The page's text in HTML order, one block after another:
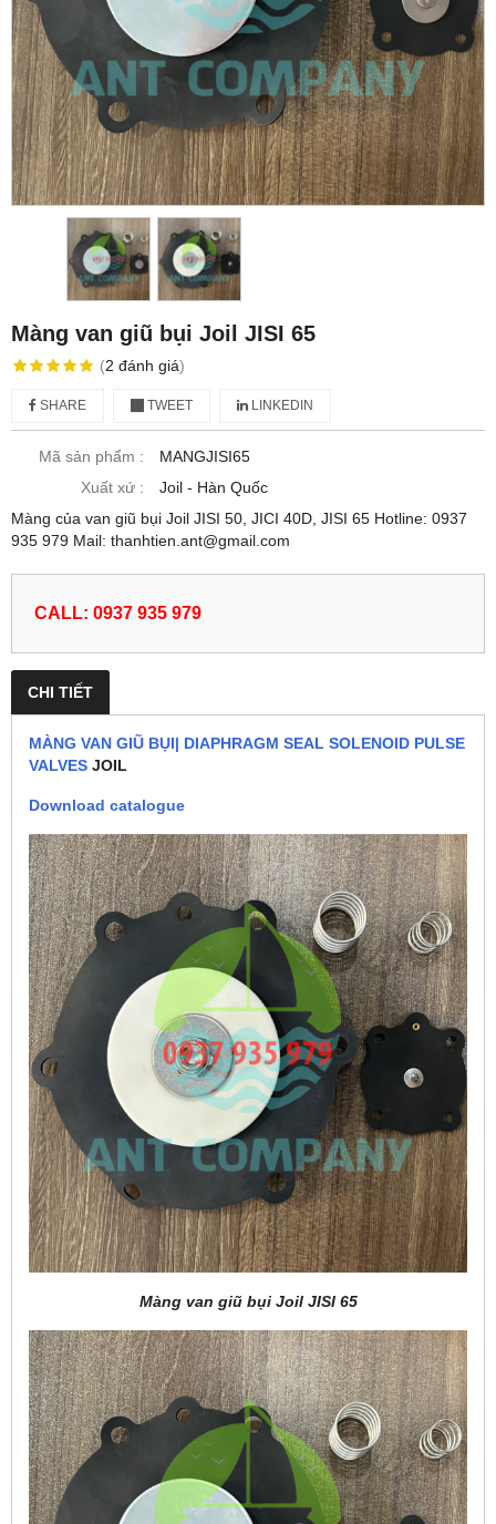
Màng van giũ bụi Joil JISI 65
(2 đánh giá)
SHARE TWEET LINKEDIN
Mã sản phẩm :
MANGJISI65
Xuất xứ :
Joil - Hàn Quốc
Màng của van giũ bụi Joil JISI 50, JICI 40D, JISI 65 Hotline: 0937
935 979 Mail: thanhtien.ant@gmail.com
CALL: 0937 935 979
CHI TIẾT
MÀNG VAN GIŨ BỤI| DIAPHRAGM SEAL SOLENOID PULSE
VALVES JOIL
Download catalogue
Màng van giũ bụi Joil JISI 65